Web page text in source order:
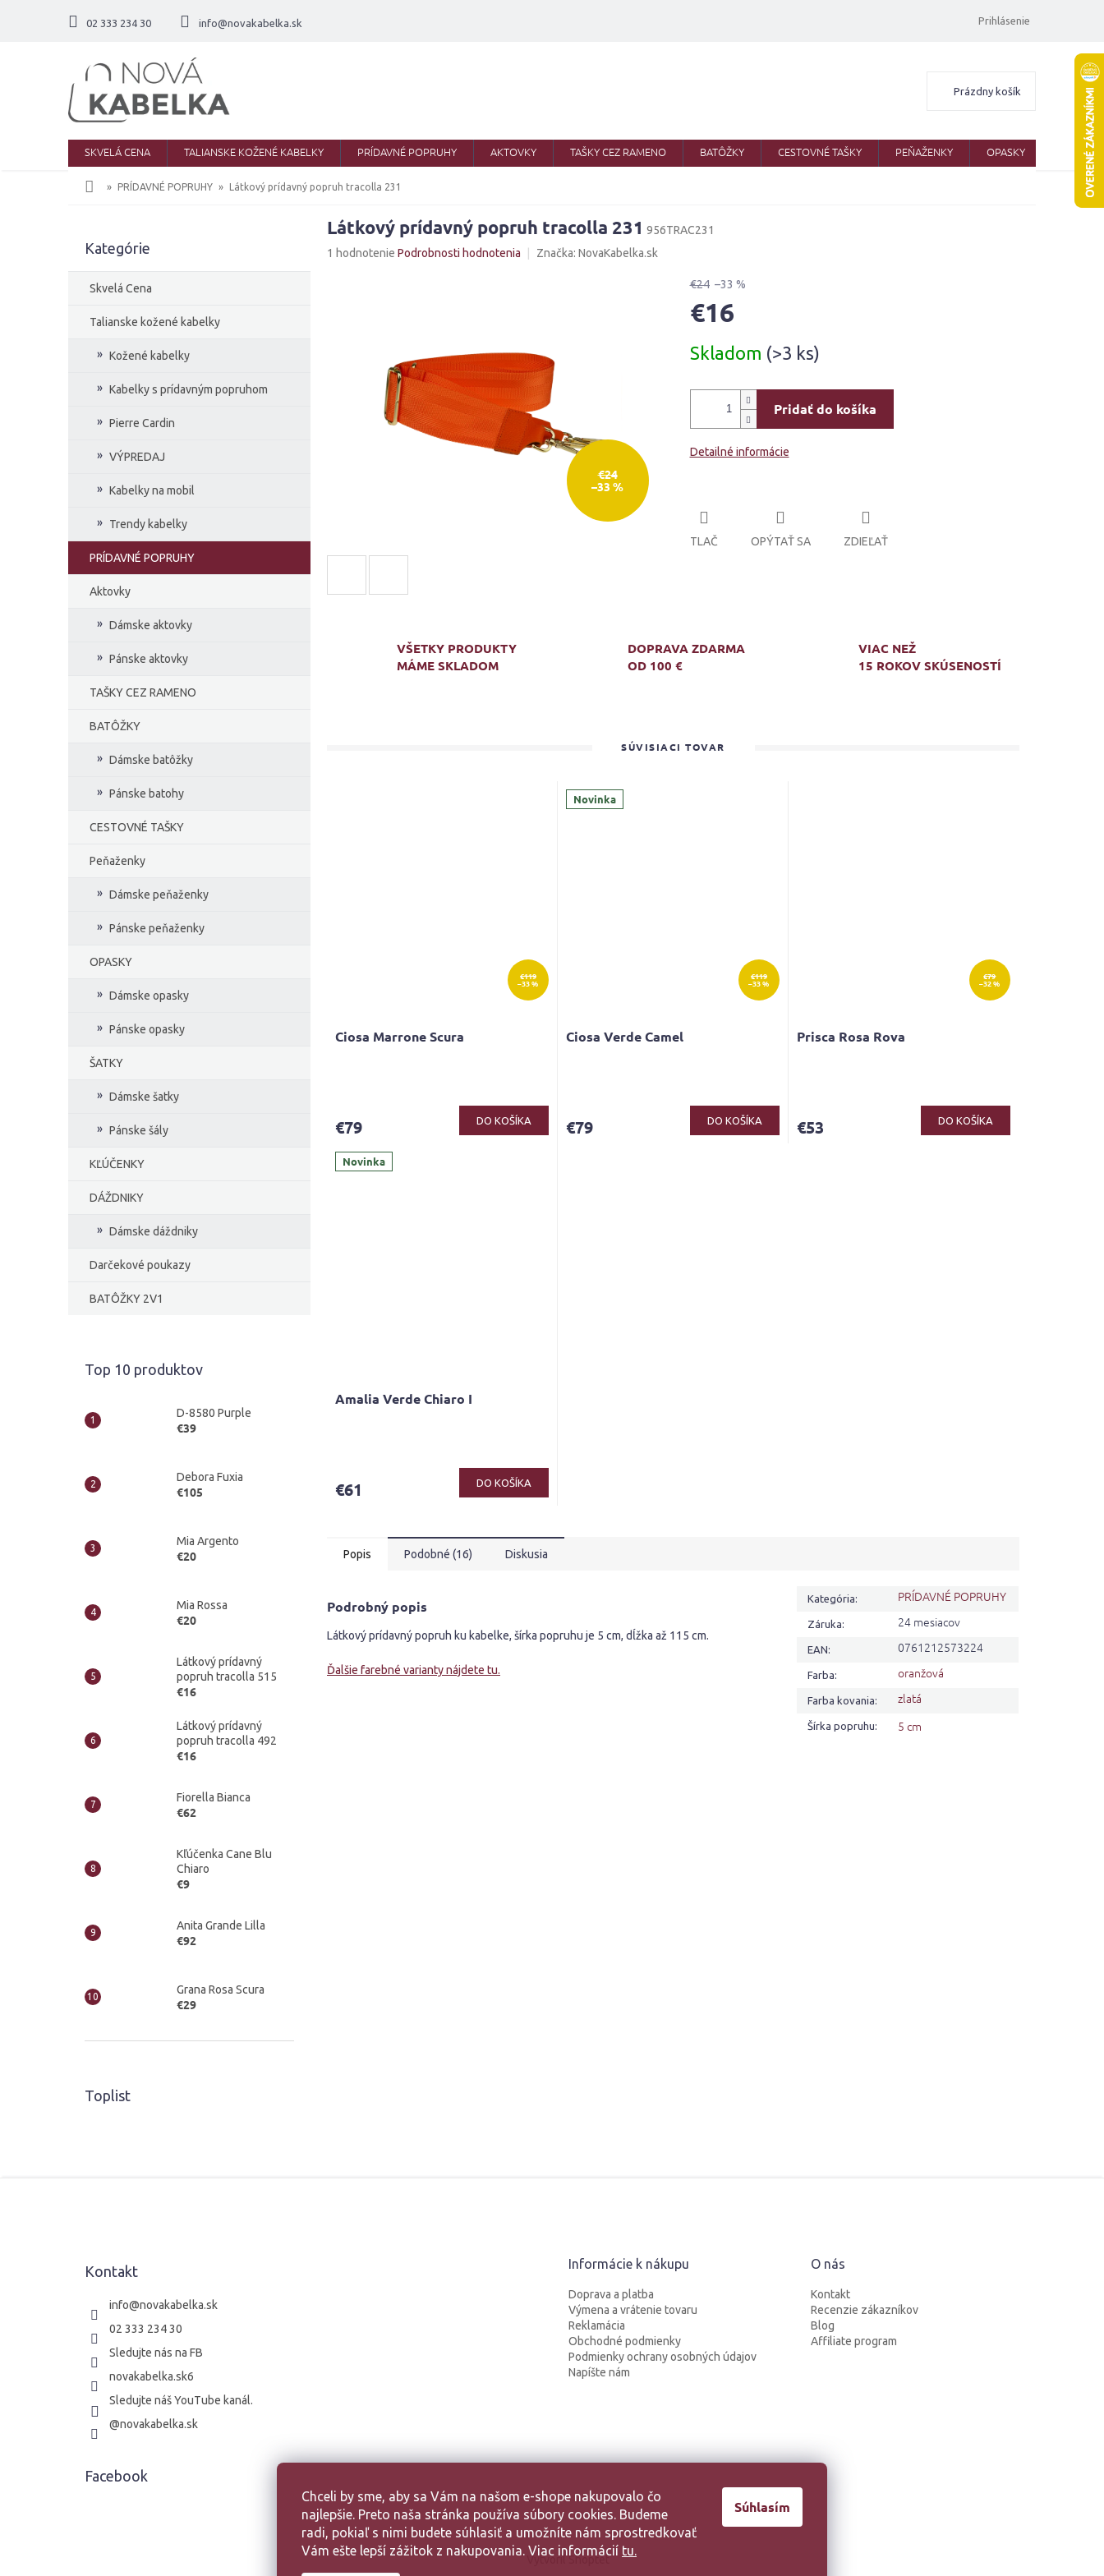
Chceli by sme, aby sa Vám na našom e-shope nakupovalo čo
najlepšie. Preto naša stránka používa súbory cookies. Budeme
radi, pokiaľ s nimi budete súhlasiť a umožníte nám sprostredkovať
Vám ešte lepší zážitok z nakupovania. Viac informácií tu.
Súhlasím
02 333 234 30 info@novakabelka.sk Prihlásenie
Nákupný
Prázdny košík
SKVELÁ CENA TALIANSKE KOŽENÉ KABELKY PRÍDAVNÉ POPRUHY AKTOVKY TAŠKY CEZ RAMENO BATÔŽKY CESTOVNÉ TAŠKY PEŇAŽENKY OPASKY ŠATKY
Domov
PRÍDAVNÉ POPRUHY Látkový prídavný popruh tracolla 231
č
Preskočiť
Kategórie
Skvelá Cena
Talianske kožené kabelky
Kožené kabelky
Kabelky s prídavným popruhom
Pierre Cardin
VÝPREDAJ
Kabelky na mobil
Trendy kabelky
PRÍDAVNÉ POPRUHY
Aktovky
Dámske aktovky
Pánske aktovky
TAŠKY CEZ RAMENO
BATÔŽKY
Dámske batôžky
Pánske batohy
CESTOVNÉ TAŠKY
Peňaženky
Dámske peňaženky
Pánske peňaženky
OPASKY
Dámske opasky
Pánske opasky
ŠATKY
Dámske šatky
Pánske šály
KĽÚČENKY
DÁŽDNIKY
Dámske dáždniky
Darčekové poukazy
BATÔŽKY 2V1
Top 10 produktov
D-8580 Purple
€39
Debora Fuxia
€105
Mia Argento
€20
Mia Rossa
€20
Látkový prídavný
popruh tracolla 515
€16
Látkový prídavný
popruh tracolla 492
€16
Fiorella Bianca
€62
Kľúčenka Cane Blu
Chiaro
€9
Anita Grande Lilla
€92
Grana Rosa Scura
€29
Toplist
Látkový prídavný popruh tracolla 231 956TRAC231
Priemerné
1 hodnotenie Podrobnosti hodnotenia Značka: NovaKabelka.sk
€24
–33 %
€24 –33 %
€16
cena:
Skladom (>3 ks)
Pridať do košíka
Detailné informácie
TLAČ OPÝTAŤ SA ZDIEĽAŤ
VŠETKY PRODUKTY
MÁME SKLADOM
DOPRAVA ZDARMA
OD 100 €
VIAC NEŽ
15 ROKOV SKÚSENOSTÍ
SÚVISIACI TOVAR
€119
–33 %
Ciosa Marrone Scura
je
€79 DO KOŠÍKA
Novinka
€119
–33 %
Ciosa Verde Camel
€79 DO KOŠÍKA
€79
–32 %
Prisca Rosa Rova
€53 DO KOŠÍKA
Novinka
Amalia Verde Chiaro I
€61 DO KOŠÍKA
Popis Podobné (16) Diskusia
Podrobný popis
Látkový prídavný popruh ku kabelke, šírka popruhu je 5 cm, dĺžka až 115 cm.
Ďalšie farebné varianty nájdete tu.
Kategória: PRÍDAVNÉ POPRUHY
Záruka: 24 mesiacov
EAN: 0761212573224
Farba: oranžová
Farba kovania: zlatá
Šírka popruhu: 5 cm
Kontakt
info@novakabelka.sk
02 333 234 30
Sledujte nás na FB
novakabelka.sk6
Sledujte náš YouTube kanál.
@novakabelka.sk
Informácie k nákupu
Doprava a platba
Výmena a vrátenie tovaru
Reklamácia
Obchodné podmienky
Podmienky ochrany osobných údajov
Napíšte nám
O nás
Kontakt
Recenzie zákazníkov
Blog
Affiliate program
Facebook
Vytvoril Shoptet